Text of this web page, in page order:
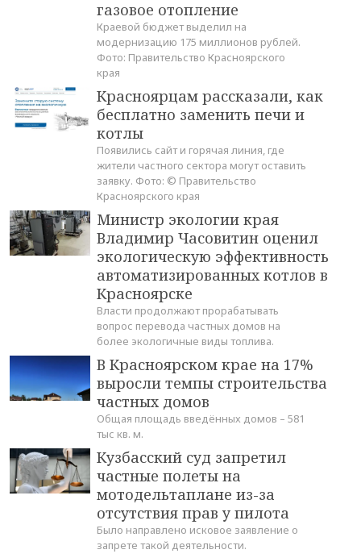
газовое отопление
Краевой бюджет выделил на
модернизацию 175 миллионов рублей.
Фото: Правительство Красноярского
края
Красноярцам рассказали, как
бесплатно заменить печи и
котлы
Появились сайт и горячая линия, где
жители частного сектора могут оставить
заявку. Фото: © Правительство
Красноярского края
Министр экологии края
Владимир Часовитин оценил
экологическую эффективность
автоматизированных котлов в
Красноярске
Власти продолжают прорабатывать
вопрос перевода частных домов на
более экологичные виды топлива.
В Красноярском крае на 17%
выросли темпы строительства
частных домов
Общая площадь введённых домов – 581
тыс кв. м.
Кузбасский суд запретил
частные полеты на
мотодельтаплане из-за
отсутствия прав у пилота
Было направлено исковое заявление о
запрете такой деятельности.